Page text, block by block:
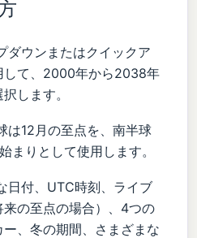
ダウンまたはクイックア
して、2000年から2038年
します。
は12月の至点を、南半球
まりとして使用します。
日付、UTC時刻、ライブ
来の至点の場合）、4つの
、冬の期間、さまざまな